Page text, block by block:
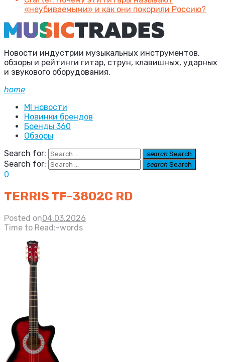
«неубиваемыми» и как они покорили Россию?
Новости индустрии музыкальных инструментов,
обзоры и рейтинги гитар, струн, клавишных, ударных
и звукового оборудования.
home
MI новости
Новинки брендов
Бренды 360
Обзоры
Search for:
search Search
Search for: search Search
0
TERRIS TF-3802С RD
Posted on04.03.2026
Time to Read:-words